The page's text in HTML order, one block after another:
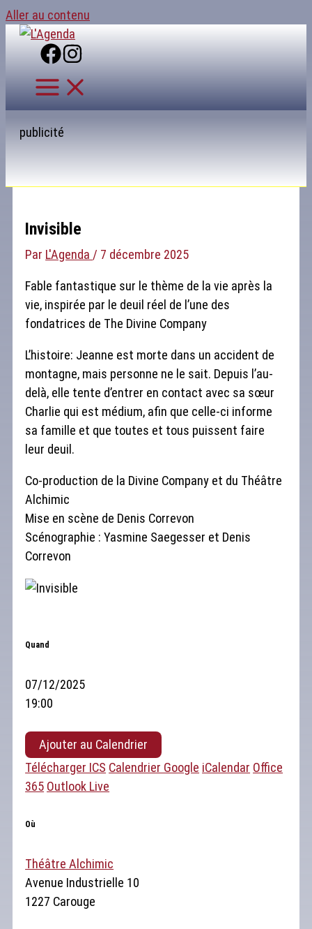
Aller au contenu
publicité
Invisible
Par L'Agenda / 7 décembre 2025
Fable fantastique sur le thème de la vie après la
vie, inspirée par le deuil réel de l’une des
fondatrices de The Divine Company
L’histoire: Jeanne est morte dans un accident de
montagne, mais personne ne le sait. Depuis l’au-
delà, elle tente d’entrer en contact avec sa sœur
Charlie qui est médium, afin que celle-ci informe
sa famille et que toutes et tous puissent faire
leur deuil.
Co-production de la Divine Company et du Théâtre
Alchimic
Mise en scène de Denis Correvon
Scénographie : Yasmine Saegesser et Denis
Correvon
Quand
07/12/2025
19:00
Ajouter au Calendrier
Télécharger ICS Calendrier Google iCalendar Office
365 Outlook Live
Où
Théâtre Alchimic
Avenue Industrielle 10
1227 Carouge